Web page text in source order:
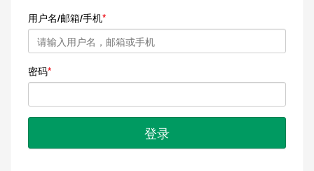
用户名/邮箱/手机
密码
登录